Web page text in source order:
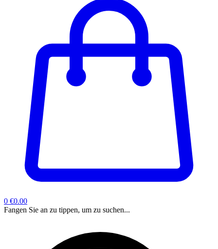
0 €0.00
Fangen Sie an zu tippen, um zu suchen...